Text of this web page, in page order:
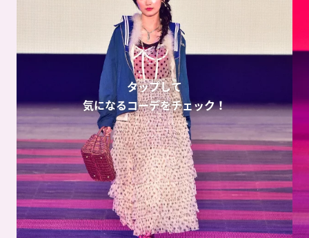
タップして
気になるコーデをチェック！